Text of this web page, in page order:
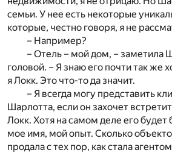
семьи. У нее есть некоторые
которые, честно говоря, я не
– Например?
– Отель – мой дом, – заметила
головой. – Я знаю его почти так же
я Локк. Это что-то да значит.
– Я всегда могу представить
Шарлотта, если он захочет
Локк. Хотя на самом деле его будет
мое имя, мой опыт. Сколько
продала с тех пор, как стала